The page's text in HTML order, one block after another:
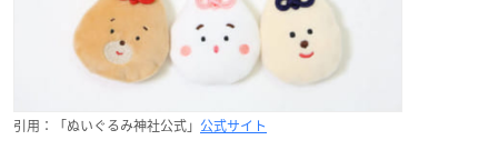
引用：「ぬいぐるみ神社公式」 公式サイト